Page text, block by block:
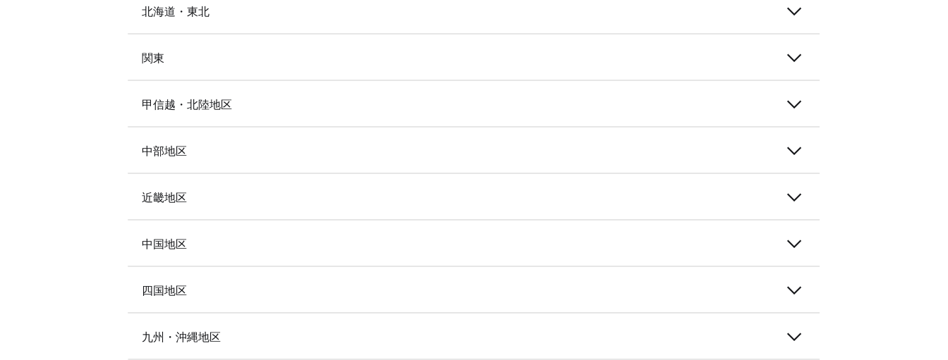
北海道・東北
関東
甲信越・北陸地区
中部地区
近畿地区
中国地区
四国地区
九州・沖縄地区